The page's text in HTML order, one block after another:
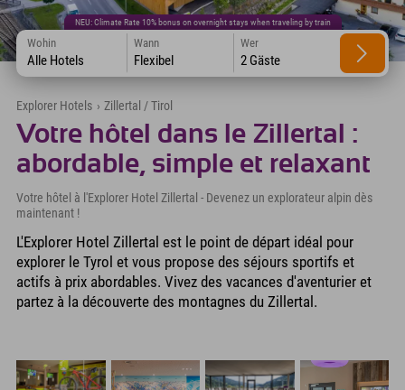
NEU: Climate Rate 10% bonus on overnight stays when traveling by train
Wohin
Alle Hotels
Wann
Flexibel
Wer
2 Gäste
Explorer Hotels › Zillertal / Tirol
Votre hôtel dans le Zillertal :
abordable, simple et relaxant
Votre hôtel à l'Explorer Hotel Zillertal - Devenez un explorateur alpin dès
maintenant !
L'Explorer Hotel Zillertal est le point de départ idéal pour
explorer le Tyrol et vous propose des séjours sportifs et
actifs à prix abordables. Vivez des vacances d'aventurier et
partez à la découverte des montagnes du Zillertal.